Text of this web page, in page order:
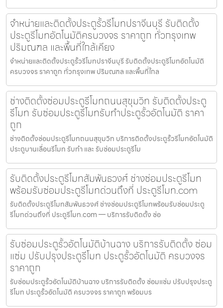
จำหน่ายและติดตั้งประตูรั้วรีโมทปราจีนบุรี รับติดตั้ง
ประตูรีโมทอัตโนมัติครบวงจร ราคาถูก ทั่วกรุงเทพ
ปริมณฑล และพื้นที่ใกล้เคียง
จำหน่ายและติดตั้งประตูรั้วรีโมทปราจีนบุรี รับติดตั้งประตูรีโมทอัตโนมัติ
ครบวงจร ราคาถูก ทั่วกรุงเทพ ปริมณฑล และพื้นที่ใกล
ช่างติดตั้งซ่อมประตูรีโมทถนนสุขุมวิท รับติดตั้งประตู
รีโมท รับซ่อมประตูรีโมทรับทำประตูรั้วอัตโนมัติ ราคา
ถูก
ช่างติดตั้งซ่อมประตูรีโมทถนนสุขุมวิท บริการติดตั้งประตูรั้วรีโมทอัตโนมัติ
ประตูบานเลื่อนรีโมท รับทำ และ รับซ่อมประตูรีโม
รับติดตั้งประตูรีโมทสัมพันธวงศ์ ช่างซ่อมประตูรีโมท
พร้อมรับซ่อมประตูรีโมทด่วนถึงที่ ประตูรีโมท.com
รับติดตั้งประตูรีโมทสัมพันธวงศ์ ช่างซ่อมประตูรีโมทพร้อมรับซ่อมประตู
รีโมทด่วนถึงที่ ประตูรีโมท.com — บริการรับติดตั้ง ซ่อ
รับซ่อมประตูรั้วอัตโนมัติบ้านฉาง บริการรับติดตั้ง ซ่อม
แซ่ม ปรับปรุงประตูรีโมท ประตูรั้วอัตโนมัติ ครบวงจร
ราคาถูก
รับซ่อมประตูรั้วอัตโนมัติบ้านฉาง บริการรับติดตั้ง ซ่อมแซ่ม ปรับปรุงประตู
รีโมท ประตูรั้วอัตโนมัติ ครบวงจร ราคาถูก พร้อมบร